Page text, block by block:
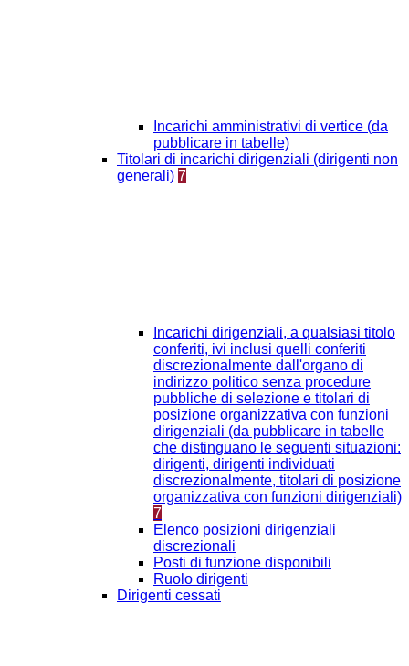
Incarichi amministrativi di vertice (da
pubblicare in tabelle)
Titolari di incarichi dirigenziali (dirigenti non
generali) 7
Incarichi dirigenziali, a qualsiasi titolo
conferiti, ivi inclusi quelli conferiti
discrezionalmente dall'organo di
indirizzo politico senza procedure
pubbliche di selezione e titolari di
posizione organizzativa con funzioni
dirigenziali (da pubblicare in tabelle
che distinguano le seguenti situazioni:
dirigenti, dirigenti individuati
discrezionalmente, titolari di posizione
organizzativa con funzioni dirigenziali)
7
Elenco posizioni dirigenziali
discrezionali
Posti di funzione disponibili
Ruolo dirigenti
Dirigenti cessati